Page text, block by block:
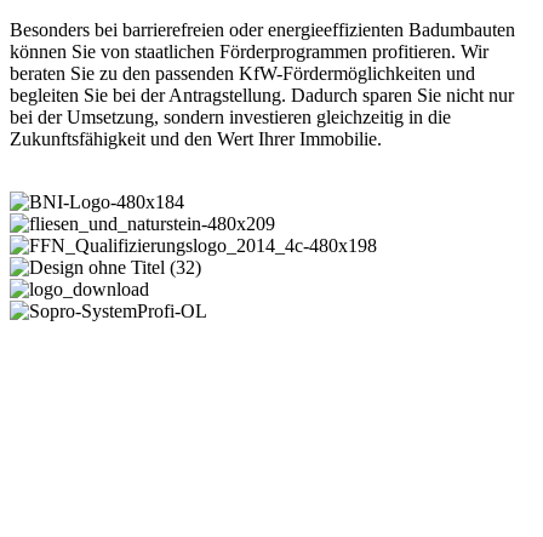
Besonders bei barrierefreien oder energieeffizienten Badumbauten
können Sie von staatlichen Förderprogrammen profitieren. Wir
beraten Sie zu den passenden KfW-Fördermöglichkeiten und
begleiten Sie bei der Antragstellung. Dadurch sparen Sie nicht nur
bei der Umsetzung, sondern investieren gleichzeitig in die
Zukunftsfähigkeit und den Wert Ihrer Immobilie.